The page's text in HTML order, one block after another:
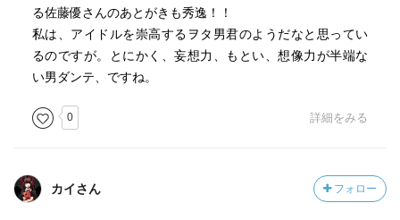
る佐藤優さんのあとがきも秀逸！！
私は、アイドルを崇高するヲタ男君のようだなと思ってい
るのですが。とにかく、妄想力、もとい、想像力が半端な
い男ダンテ、ですね。
0 詳細をみる
カイさん フォロー